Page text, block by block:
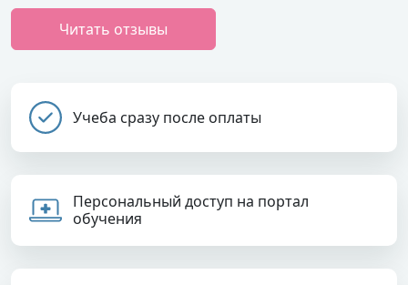
Читать отзывы
Учеба сразу после оплаты
Персональный доступ на портал
обучения